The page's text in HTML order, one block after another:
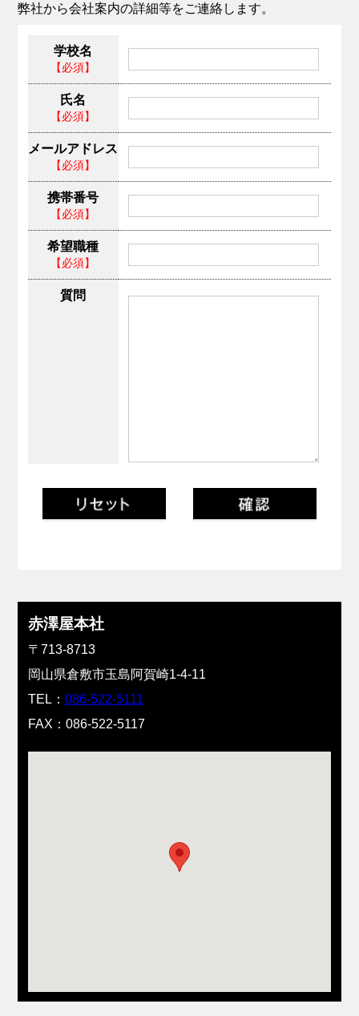
弊社から会社案内の詳細等をご連絡します。
学校名
【必須】
氏名
【必須】
メールアドレス
【必須】
携帯番号
【必須】
希望職種
【必須】
質問
赤澤屋本社
〒713-8713
岡山県倉敷市玉島阿賀崎1-4-11
TEL： 086-522-5111
FAX：086-522-5117